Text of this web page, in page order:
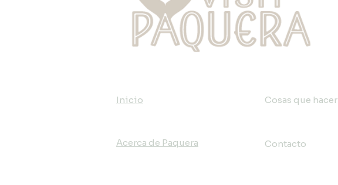
Inicio
Acerca de Paquera
Cosas que hacer
Contacto